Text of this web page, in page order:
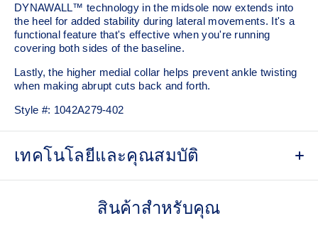
DYNAWALL™ technology in the midsole now extends into
the heel for added stability during lateral movements. It's a
functional feature that's effective when you're running
covering both sides of the baseline. ​
Lastly, the higher medial collar helps prevent ankle twisting
when making abrupt cuts back and forth.
Style #: 1042A279-402
เทคโนโลยีและคุณสมบัติ
Helps increase durability in the upper's forefoot inside area
สินค้าสำหรับคุณ